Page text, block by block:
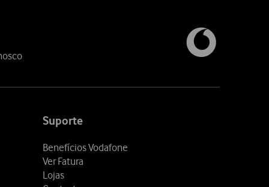
Suporte
Benefícios Vodafone
Ver Fatura
Lojas